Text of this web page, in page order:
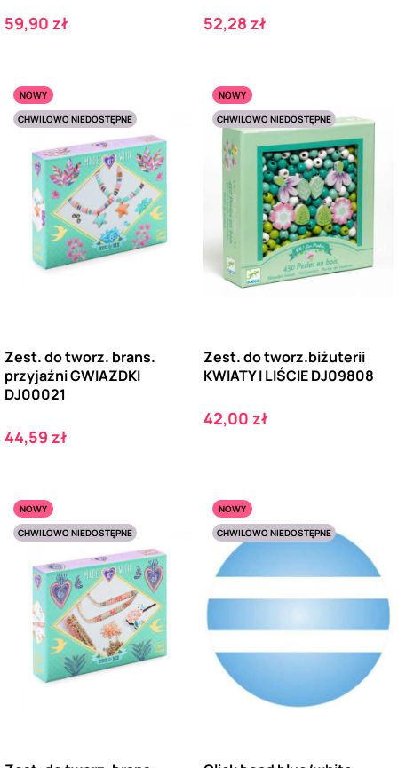
Cena
59,90 zł Cena
52,28 zł
NOWY
CHWILOWO NIEDOSTĘPNE
Zest. do tworz. brans.
przyjaźni GWIAZDKI
DJ00021
Cena
44,59 zł
NOWY
CHWILOWO NIEDOSTĘPNE
Zest. do tworz.biżuterii
KWIATY I LIŚCIE DJ09808
Cena
42,00 zł
NOWY
CHWILOWO NIEDOSTĘPNE
NOWY
CHWILOWO NIEDOSTĘPNE